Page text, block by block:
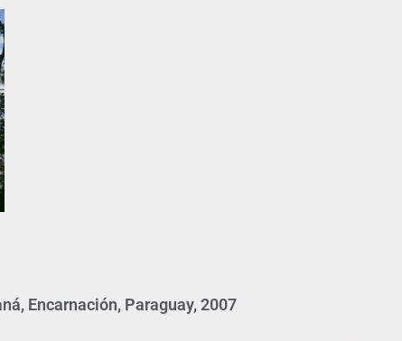
Encarnación, Paraguay, 2007